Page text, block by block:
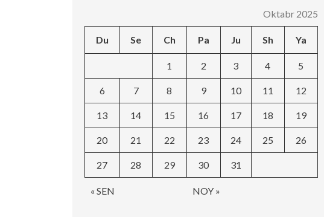
Oktabr 2025
Du Se Ch Pa Ju Sh Ya
« SEN NOY »
1 2 3 4 5
6 7 8 9 10 11 12
13 14 15 16 17 18 19
20 21 22 23 24 25 26
27 28 29 30 31